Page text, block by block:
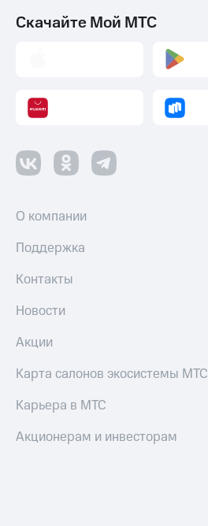
Скачайте Мой МТС
О компании
Поддержка
Контакты
Новости
Акции
Карта салонов экосистемы МТС
Карьера в МТС
Акционерам и инвесторам